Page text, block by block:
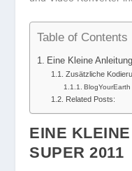
Table of Contents
Eine Kleine
Zusätzliche
BlogYourEarth
Related Posts:
EINE
SUPER 2011